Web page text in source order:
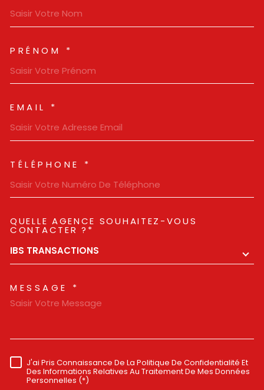
PRÉNOM *
EMAIL *
TÉLÉPHONE *
QUELLE AGENCE SOUHAITEZ-VOUS
CONTACTER ?*
IBS TRANSACTIONS
MESSAGE *
RÈGLEMENTATION
J'ai Pris Connaissance De La Politique De Confidentialité Et
Des Informations Relatives Au Traitement De Mes Données
Personnelles (*)